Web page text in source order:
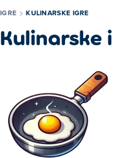
IGRE KULINARSKE IGRE
Kulinarske